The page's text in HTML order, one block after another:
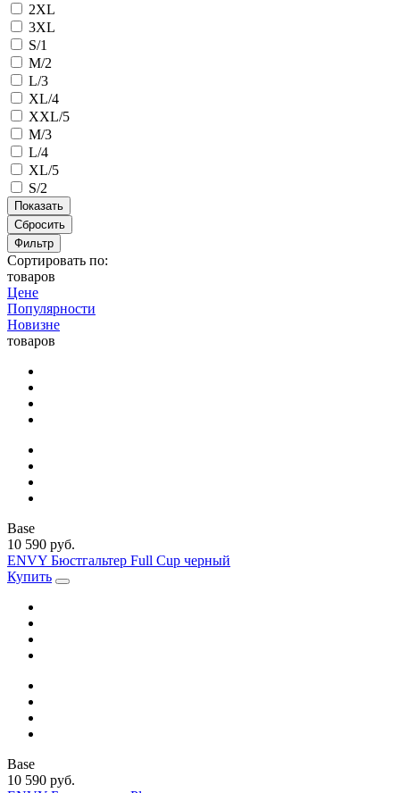
2XL
3XL
S/1
M/2
L/3
XL/4
XXL/5
M/3
L/4
XL/5
S/2
Сбросить
Фильтр
Сортировать по:
товаров
Цене
Популярности
Новизне
товаров
Base
10 590 руб.
ENVY Бюстгальтер Full Cup черный
Купить
Base
10 590 руб.